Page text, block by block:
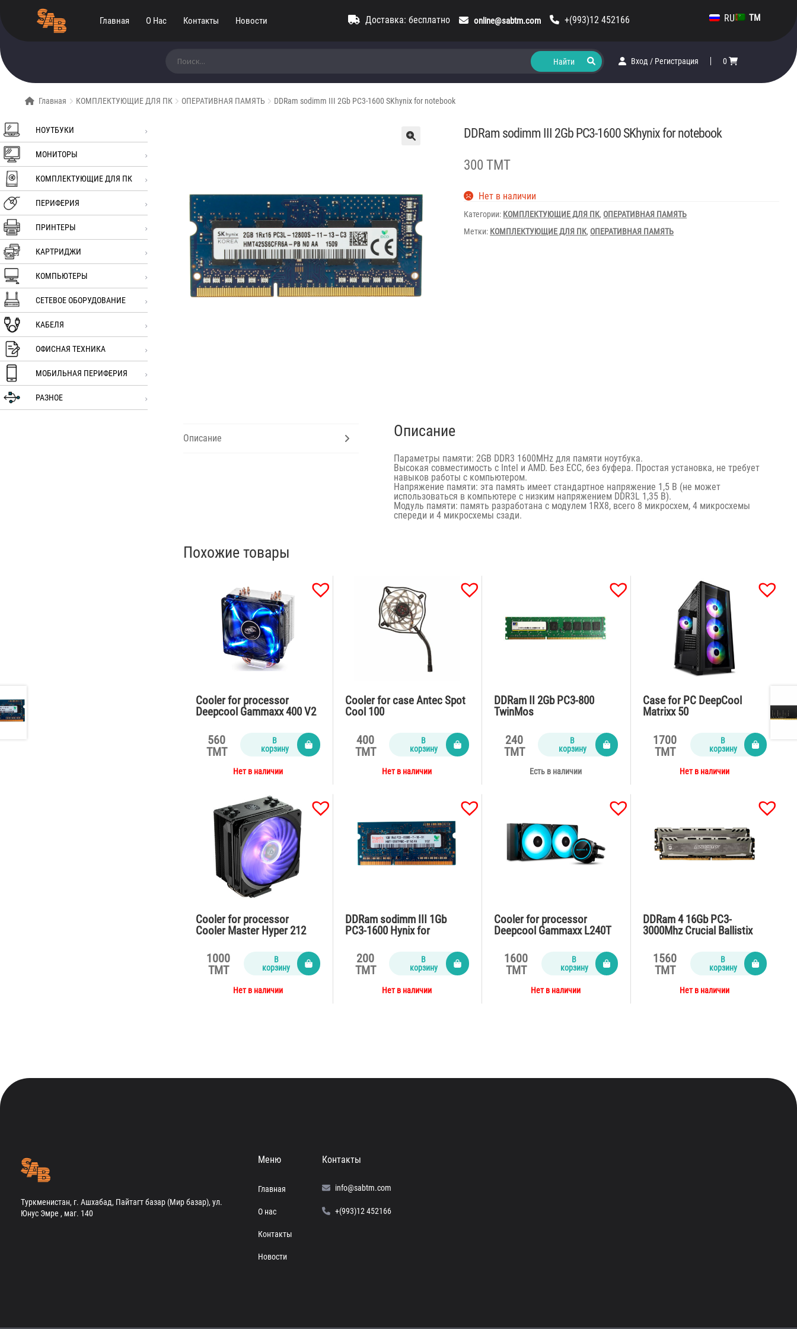
Главная О Нас Контакты Новости Доставка: бесплатно online@sabtm.com +(993)12 452166 RU TM
Вход / Регистрация 0
Главная КОМПЛЕКТУЮЩИЕ ДЛЯ ПК ОПЕРАТИВНАЯ ПАМЯТЬ DDRam sodimm III 2Gb PC3-1600 SKhynix for notebook
НОУТБУКИ
МОНИТОРЫ
КОМПЛЕКТУЮЩИЕ ДЛЯ ПК
ПЕРИФЕРИЯ
ПРИНТЕРЫ
КАРТРИДЖИ
КОМПЬЮТЕРЫ
СЕТЕВОЕ ОБОРУДОВАНИЕ
КАБЕЛЯ
ОФИСНАЯ ТЕХНИКА
МОБИЛЬНАЯ ПЕРИФЕРИЯ
РАЗНОЕ
DDRam sodimm III 2Gb PC3-1600 SKhynix for notebook
300 TMT
Нет в наличии
Категории: КОМПЛЕКТУЮЩИЕ ДЛЯ ПК, ОПЕРАТИВНАЯ ПАМЯТЬ
Метки: КОМПЛЕКТУЮЩИЕ ДЛЯ ПК, ОПЕРАТИВНАЯ ПАМЯТЬ
Описание Описание
Параметры памяти: 2GB DDR3 1600MHz для памяти ноутбука.
Высокая совместимость с Intel и AMD. Без ECC, без буфера. Простая установка, не требует
навыков работы с компьютером.
Напряжение памяти: эта память имеет стандартное напряжение 1,5 В (не может
использоваться в компьютере с низким напряжением DDR3L 1,35 В).
Модуль памяти: память разработана с модулем 1RX8, всего 8 микросхем, 4 микросхемы
спереди и 4 микросхемы сзади.
Похожие товары
Cooler for processor
Deepcool Gammaxx 400 V2
560
TMT
В
корзину
Нет в наличии
Cooler for case Antec Spot
Cool 100
400
TMT
В
корзину
Нет в наличии
DDRam II 2Gb PC3-800
TwinMos
240
TMT
В
корзину
Есть в наличии
Case for PC DeepCool
Matrixx 50
1700
TMT
В
корзину
Нет в наличии
Cooler for processor
Cooler Master Hyper 212
1000
TMT
В
корзину
Нет в наличии
DDRam sodimm III 1Gb
PC3-1600 Hynix for
200
TMT
В
корзину
Нет в наличии
Cooler for processor
Deepcool Gammaxx L240T
1600
TMT
В
корзину
Нет в наличии
DDRam 4 16Gb PC3-
3000Mhz Crucial Ballistix
1560
TMT
В
корзину
Нет в наличии
Туркменистан, г. Ашхабад, Пайтагт базар (Мир базар), ул.
Юнус Эмре , маг. 140
Меню
Главная
О нас
Контакты
Новости
Контакты
info@sabtm.com
+(993)12 452166